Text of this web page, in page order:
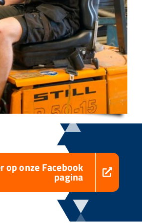
op onze Facebook
pagina